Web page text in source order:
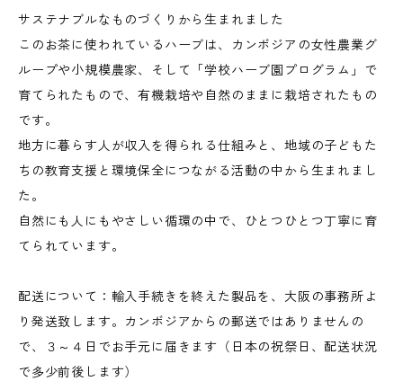
サステナブルなものづくりから生まれました
このお茶に使われているハーブは、カンボジアの女性農業グ
ループや小規模農家、そして「学校ハーブ園プログラム」で
育てられたもので、有機栽培や自然のままに栽培されたもの
です。
地方に暮らす人が収入を得られる仕組みと、地域の子どもた
ちの教育支援と環境保全につながる活動の中から生まれまし
た。
自然にも人にもやさしい循環の中で、ひとつひとつ丁寧に育
てられています。
配送について：輸入手続きを終えた製品を、大阪の事務所よ
り発送致します。カンボジアからの郵送ではありませんの
で、３～４日でお手元に届きます（日本の祝祭日、配送状況
で多少前後します）